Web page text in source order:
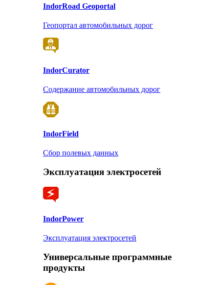
IndorRoad Geoportal
Геопортал автомобильных дорог
IndorCurator
Содержание автомобильных дорог
IndorField
Сбор полевых данных
Эксплуатация электросетей
IndorPower
Эксплуатация электросетей
Универсальные программные
продукты